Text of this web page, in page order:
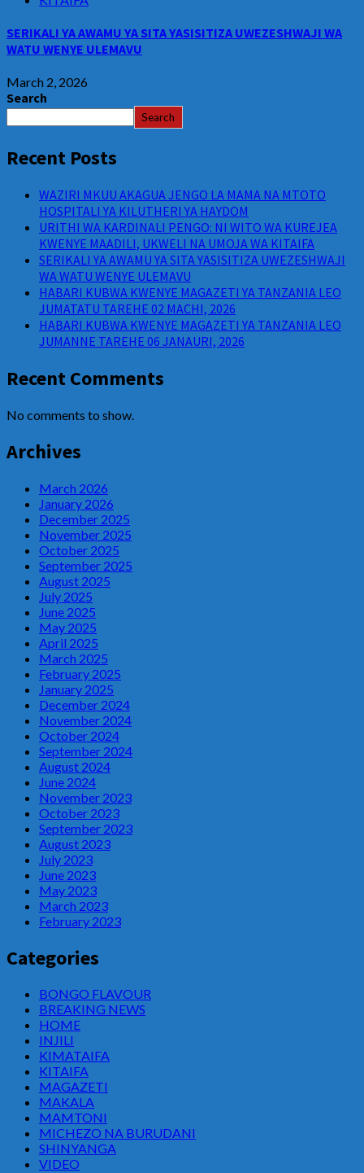
SERIKALI YA AWAMU YA SITA YASISITIZA UWEZESHWAJI WA
WATU WENYE ULEMAVU
March 2, 2026
Search
Search
Recent Posts
WAZIRI MKUU AKAGUA JENGO LA MAMA NA MTOTO
HOSPITALI YA KILUTHERI YA HAYDOM
URITHI WA KARDINALI PENGO: NI WITO WA KUREJEA
KWENYE MAADILI, UKWELI NA UMOJA WA KITAIFA
SERIKALI YA AWAMU YA SITA YASISITIZA UWEZESHWAJI
WA WATU WENYE ULEMAVU
HABARI KUBWA KWENYE MAGAZETI YA TANZANIA LEO
JUMATATU TAREHE 02 MACHI, 2026
HABARI KUBWA KWENYE MAGAZETI YA TANZANIA LEO
JUMANNE TAREHE 06 JANAURI, 2026
Recent Comments
No comments to show.
Archives
March 2026
January 2026
December 2025
November 2025
October 2025
September 2025
August 2025
July 2025
June 2025
May 2025
April 2025
March 2025
February 2025
January 2025
December 2024
November 2024
October 2024
September 2024
August 2024
June 2024
November 2023
October 2023
September 2023
August 2023
July 2023
June 2023
May 2023
March 2023
February 2023
Categories
BONGO FLAVOUR
BREAKING NEWS
HOME
INJILI
KIMATAIFA
KITAIFA
MAGAZETI
MAKALA
MAMTONI
MICHEZO NA BURUDANI
SHINYANGA
VIDEO